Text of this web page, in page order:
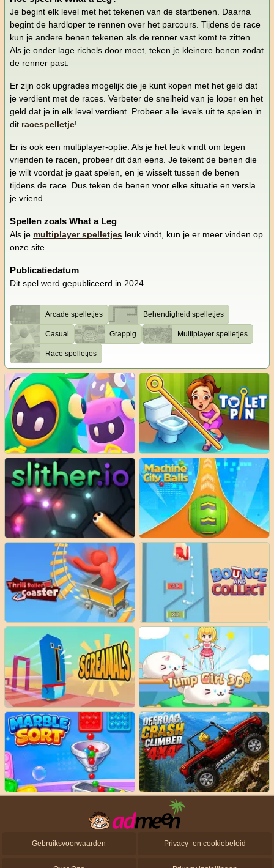
Je begint elk level met het tekenen van de startbenen. Daarna
begint de hardloper te rennen over het parcours. Tijdens de race
kun je andere benen tekenen als de renner vast komt te zitten.
Als je onder lage richels door moet, teken je kleinere benen zodat
de renner past.
Er zijn ook upgrades mogelijk die je kunt kopen met het geld dat
je verdient met de races. Verbeter de snelheid van je loper en het
geld dat je in elk level verdient. Probeer alle levels uit te spelen in
dit racespelletje!
Er is ook een multiplayer-optie. Als je het leuk vindt om tegen
vrienden te racen, probeer dit dan eens. Je tekent de benen die
je wilt voordat je gaat spelen, en je wisselt tussen de benen
tijdens de race. Dus teken de benen voor elke situatie en versla
je vriend.
Spellen zoals What a Leg
Als je multiplayer spelletjes leuk vindt, kun je er meer vinden op
onze site.
Publicatiedatum
Dit spel werd gepubliceerd in 2024.
Arcade spelletjes Behendigheid spelletjes
Casual Grappig Multiplayer spelletjes
Race spelletjes
Gebruiksvoorwaarden Privacy- en cookiebeleid